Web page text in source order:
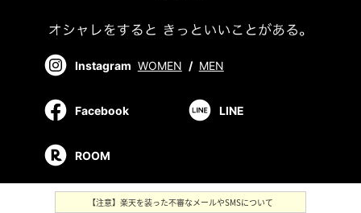
Instagram WOMEN / MEN
Facebook LINE
ROOM
【注意】楽天を装った不審なメールやSMSについて